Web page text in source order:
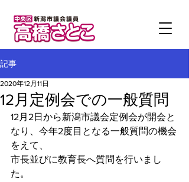
記事
12月定例会での一般質問
2020年12月11日
12月2日から新潟市議会定例会が開会と
なり、今年2度目となる一般質問の機会
をえて、
市長並びに教育長へ質問を行いまし
た。